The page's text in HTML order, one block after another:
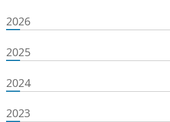
2026
2025
2024
2023